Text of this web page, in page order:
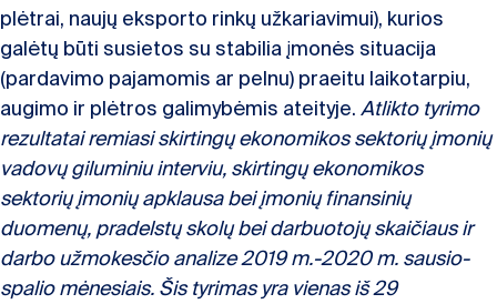
plėtrai, naujų eksporto rinkų užkariavimui), kurios
galėtų būti susietos su stabilia įmonės situacija
(pardavimo pajamomis ar pelnu) praeitu laikotarpiu,
augimo ir plėtros galimybėmis ateityje. Atlikto tyrimo
rezultatai remiasi skirtingų ekonomikos sektorių įmonių
vadovų giluminiu interviu, skirtingų ekonomikos
sektorių įmonių apklausa bei įmonių finansinių
duomenų, pradelstų skolų bei darbuotojų skaičiaus ir
darbo užmokesčio analize2019 m.-2020 m. sausio-
spalio mėnesiais. Šis tyrimas yra vienas iš 29